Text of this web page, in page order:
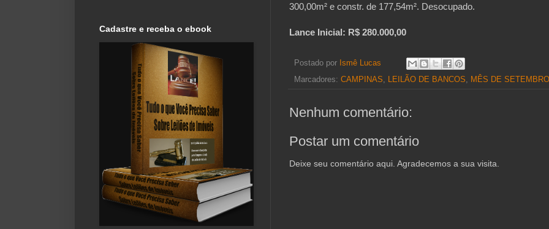
300,00m² e constr. de 177,54m². Desocupado.
Lance Inicial: R$ 280.000,00
Postado por Ismê Lucas
Marcadores: CAMPINAS, LEILÃO DE BANCOS, MÊS DE SETEMBRO
Nenhum comentário:
Postar um comentário
Deixe seu comentário aqui. Agradecemos a sua visita.
Cadastre e receba o ebook